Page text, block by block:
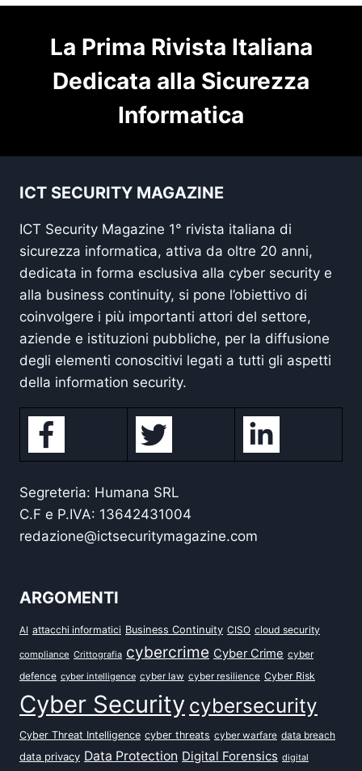
La Prima Rivista Italiana
Dedicata alla Sicurezza
Informatica
ICT SECURITY MAGAZINE
ICT Security Magazine 1° rivista italiana di
sicurezza informatica, attiva da oltre 20 anni,
dedicata in forma esclusiva alla cyber security e
alla business continuity, si pone l’obiettivo di
coinvolgere i più importanti attori del settore,
aziende e istituzioni pubbliche, per la diffusione
degli elementi conoscitivi legati a tutti gli aspetti
della information security.
Segreteria: Humana SRL
C.F e P.IVA: 13642431004
redazione@ictsecuritymagazine.com
ARGOMENTI
AI attacchi informatici Business Continuity CISO cloud security
compliance Crittografia cybercrime Cyber Crime cyber
defence cyber intelligence cyber law cyber resilience Cyber Risk
Cyber Security cybersecurity
Cyber Threat Intelligence cyber threats cyber warfare data breach
data privacy Data Protection Digital Forensics digital